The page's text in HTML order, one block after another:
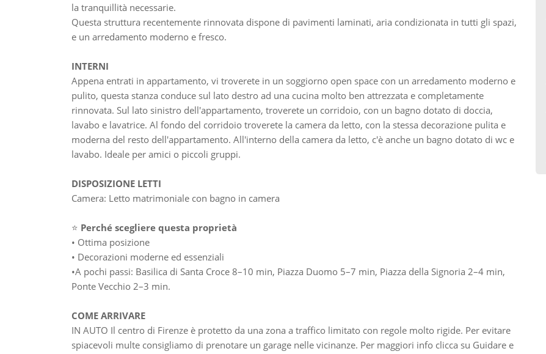
la tranquillità necessarie.
Questa struttura recentemente rinnovata dispone di pavimenti laminati, aria condizionata in tutti gli spazi,
e un arredamento moderno e fresco.
INTERNI
Appena entrati in appartamento, vi troverete in un soggiorno open space con un arredamento moderno e
pulito, questa stanza conduce sul lato destro ad una cucina molto ben attrezzata e completamente
rinnovata. Sul lato sinistro dell'appartamento, troverete un corridoio, con un bagno dotato di doccia,
lavabo e lavatrice. Al fondo del corridoio troverete la camera da letto, con la stessa decorazione pulita e
moderna del resto dell'appartamento. All'interno della camera da letto, c'è anche un bagno dotato di wc e
lavabo. Ideale per amici o piccoli gruppi.
DISPOSIZIONE LETTI
Camera: Letto matrimoniale con bagno in camera
⭐ Perché scegliere questa proprietà
• Ottima posizione
• Decorazioni moderne ed essenziali
•A pochi passi: Basilica di Santa Croce 8–10 min, Piazza Duomo 5–7 min, Piazza della Signoria 2–4 min,
Ponte Vecchio 2–3 min.
COME ARRIVARE
IN AUTO Il centro di Firenze è protetto da una zona a traffico limitato con regole molto rigide. Per evitare
spiacevoli multe consigliamo di prenotare un garage nelle vicinanze. Per maggiori info clicca su Guidare e